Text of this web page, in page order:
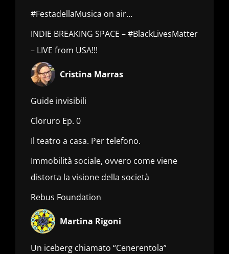
#FestadellaMusica on air…
INDIE BREAKING SPACE – #BlackLivesMatter
– LIVE from USA!!!
Cristina Marras
Guide invisibili
Cloruro Ep. 0
Il teatro a casa. Per telefono.
Immobilità sociale, ovvero come viene
distorta la visione della società
Rebus Foundation
Martina Rigoni
Un iceberg chiamato “Cenerentola”